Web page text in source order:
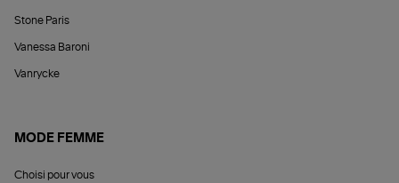
Stone Paris
Vanessa Baroni
Vanrycke
MODE FEMME
Choisi pour vous